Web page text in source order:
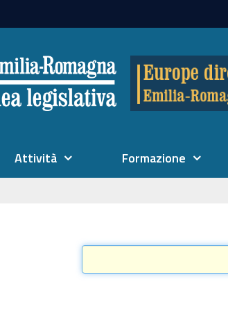
Attività Formazione